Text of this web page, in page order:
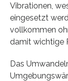
Vibrationen,
eingesetzt
vollkommen
damit wichtige
Das